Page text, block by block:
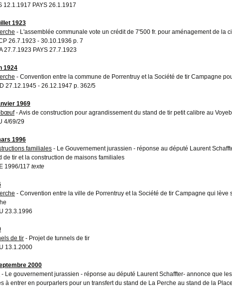
12.1.1917 PAYS 26.1.1917
1923
- L'assemblée communale vote un crédit de 7'500 fr. pour aménagement de la
26.7.1923 - 30.10.1936 p. 7
27.7.1923 PAYS 27.7.1923
1924
- Convention entre la commune de Porrentruy et la Société de tir Campagne
27.12.1945 - 26.12.1947 p. 362/5
1969
- Avis de construction pour agrandissement du stand de tir petit calibre au
4/69/29
1996
familiales - Le Gouvernement jurassien - réponse au député Laurent
de tir et la construction de maisons familiales
1996/117 texte
- Convention entre la ville de Porrentruy et la Société de tir Campagne qui lève
23.3.1996
de tir - Projet de tunnels de tir
13.1.2000
2000
- Le gouvernement jurassien - réponse au député Laurent Schaffter- annonce que
à entrer en pourparlers pour un transfert du stand de La Perche au stand de la